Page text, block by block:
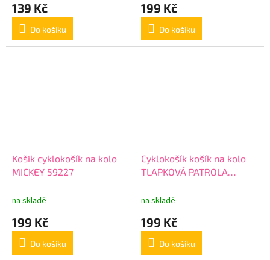
139 Kč
Do košíku
199 Kč
Do košíku
Košík cyklokošík na kolo
MICKEY 59227
na skladě
199 Kč
Do košíku
Cyklokošík košík na kolo
TLAPKOVÁ PATROLA
na skladě
199 Kč
Do košíku